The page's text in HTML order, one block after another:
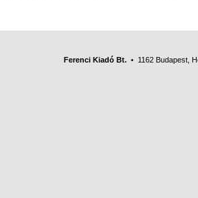
Ferenci Kiadó Bt. • 1162 Budapest,